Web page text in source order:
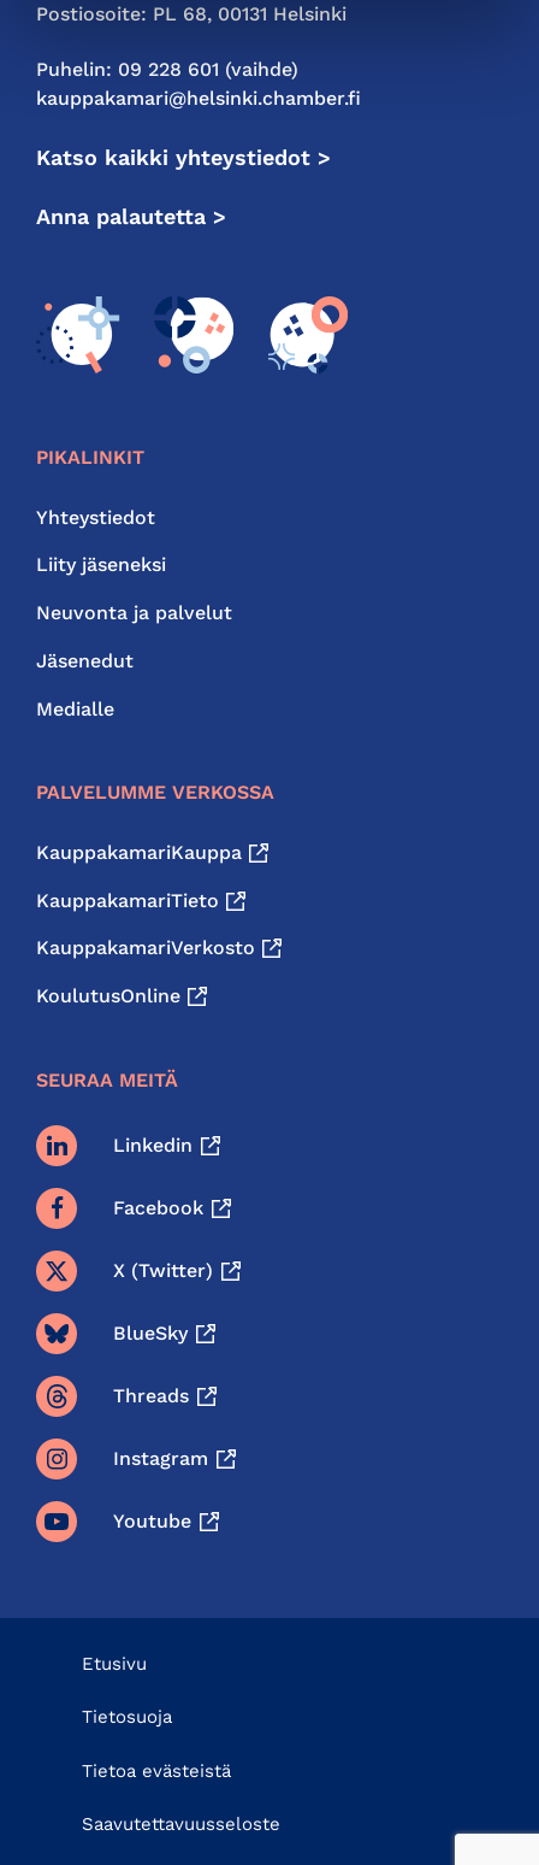
Postiosoite: PL 68, 00131 Helsinki
Puhelin: 09 228 601 (vaihde)
kauppakamari@helsinki.chamber.fi
Katso kaikki yhteystiedot >
Anna palautetta >
PIKALINKIT
Yhteystiedot
Liity jäseneksi
Neuvonta ja palvelut
Jäsenedut
Medialle
PALVELUMME VERKOSSA
KauppakamariKauppa
KauppakamariTieto
KauppakamariVerkosto
KoulutusOnline
SEURAA MEITÄ
Linkedin
Facebook
X (twitter)
BlueSky
Threads
Instagram
Youtube
Etusivu
Tietosuoja
Tietoa evästeistä
Saavutettavuusseloste